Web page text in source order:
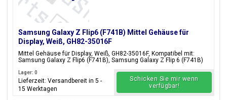
Samsung Galaxy Z Flip6 (F741B) Mittel Gehäuse für
Display, Weiß, GH82-35016F
Mittel Gehäuse für Display, Weiß, GH82-35016F, Kompatibel mit:
Samsung Galaxy Z Flip6 (F741B), Samsung Galaxy Z Flip 6 (F741B)
Lager: 0
Lieferzeit: Versandbereit in 5 -
15 Werktagen
Schicken Sie mir wenn
verfügbar!